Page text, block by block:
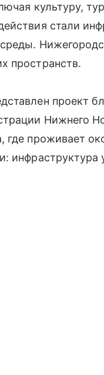
культуру,
стали
пространств.
проект
Нижнего
где проживает
инфраструктура